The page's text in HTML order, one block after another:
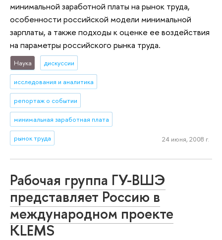
минимальной заработной платы на рынок труда,
особенности российской модели минимальной
зарплаты, а также подходы к оценке ее воздействия
на параметры российского рынка труда.
Наука дискуссии
исследования и аналитика
репортаж о событии
минимальная заработная плата
рынок труда 24 июня, 2008 г.
Рабочая группа ГУ-ВШЭ
представляет Россию в
международном проекте
KLEMS